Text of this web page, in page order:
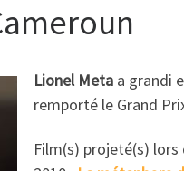
Lionel Meta a grandi
remporté le Grand
Film(s) projeté(s)